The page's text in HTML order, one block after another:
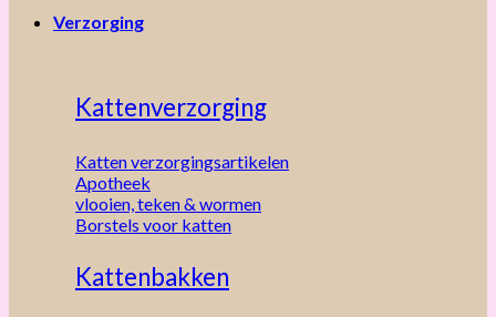
Verzorging
Kattenverzorging
Katten verzorgingsartikelen
Apotheek
vlooien, teken & wormen
Borstels voor katten
Kattenbakken